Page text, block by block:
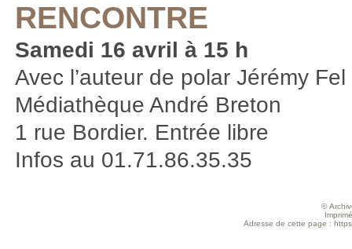
RENCONTRE
Samedi 16 avril à 15 h
Avec l’auteur de polar Jérémy Fel
Médiathèque André Breton
1 rue Bordier. Entrée libre
Infos au 01.71.86.35.35
©
Adresse de cette page :